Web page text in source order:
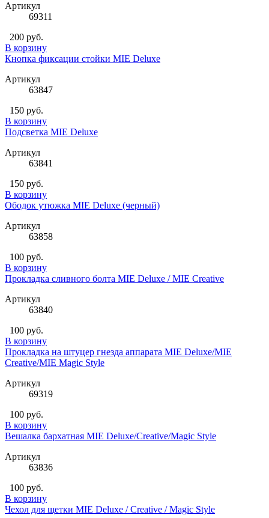
Артикул
69311
200 руб.
В корзину
Кнопка фиксации стойки MIE Deluxe
Артикул
63847
150 руб.
В корзину
Подсветка MIE Deluxe
Артикул
63841
150 руб.
В корзину
Ободок утюжка MIE Deluxe (черный)
Артикул
63858
100 руб.
В корзину
Прокладка сливного болта MIE Deluxe / MIE Creative
Артикул
63840
100 руб.
В корзину
Прокладка на штуцер гнезда аппарата MIE Deluxe/MIE
Creative/MIE Magic Style
Артикул
69319
100 руб.
В корзину
Вешалка бархатная MIE Deluxe/Creative/Magic Style
Артикул
63836
100 руб.
В корзину
Чехол для щетки MIE Deluxe / Creative / Magic Style